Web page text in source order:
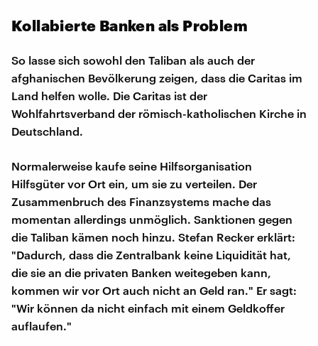
Kollabierte Banken als Problem
So lasse sich sowohl den Taliban als auch der
afghanischen Bevölkerung zeigen, dass die Caritas im
Land helfen wolle. Die Caritas ist der
Wohlfahrtsverband der römisch-katholischen Kirche in
Deutschland.
Normalerweise kaufe seine Hilfsorganisation
Hilfsgüter vor Ort ein, um sie zu verteilen. Der
Zusammenbruch des Finanzsystems mache das
momentan allerdings unmöglich. Sanktionen gegen
die Taliban kämen noch hinzu. Stefan Recker erklärt:
"Dadurch, dass die Zentralbank keine Liquidität hat,
die sie an die privaten Banken weitegeben kann,
kommen wir vor Ort auch nicht an Geld ran." Er sagt:
"Wir können da nicht einfach mit einem Geldkoffer
auflaufen."